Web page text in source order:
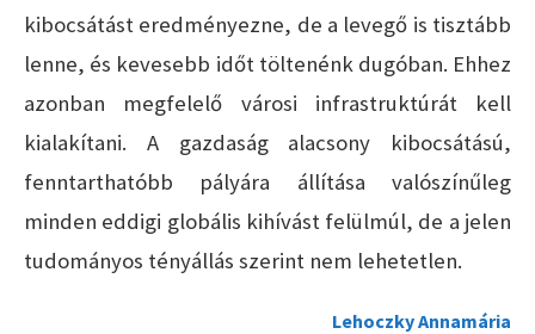
kibocsátást eredményezne, de a levegő is tisztább
lenne, és kevesebb időt töltenénk dugóban. Ehhez
azonban megfelelő városi infrastruktúrát kell
kialakítani. A gazdaság alacsony kibocsátású,
fenntarthatóbb pályára állítása valószínűleg
minden eddigi globális kihívást felülmúl, de a jelen
tudományos tényállás szerint nem lehetetlen.
Lehoczky Annamária